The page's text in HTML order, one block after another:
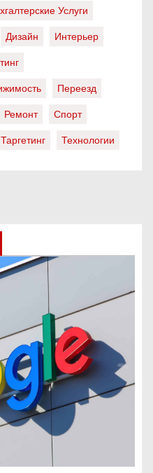
Услуги
Дизайн
Интерьер
Переезд
Ремонт
Спорт
Таргетинг Технологии